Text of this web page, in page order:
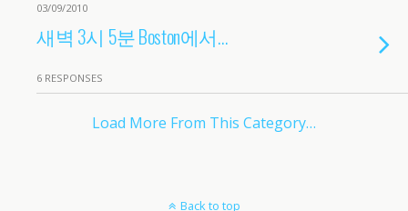
03/09/2010
새벽 3시 5분 Boston에서…
6 RESPONSES
Load More From This Category…
Back to top